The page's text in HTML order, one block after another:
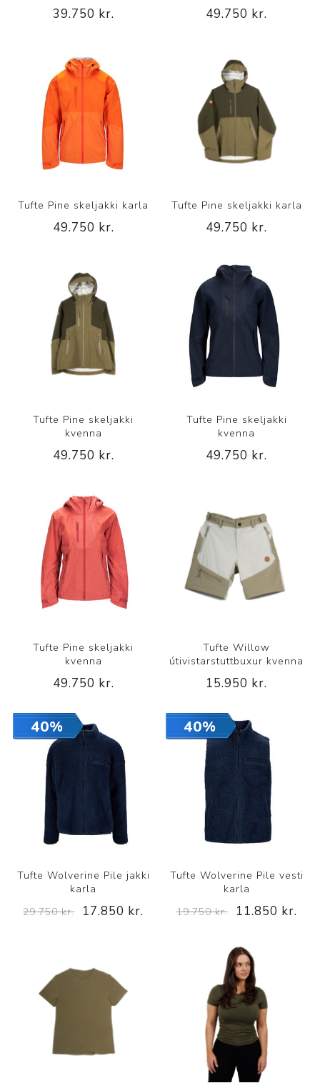
39.750 kr. 49.750 kr.
Tufte Pine skeljakki karla
49.750 kr.
Tufte Pine skeljakki karla
49.750 kr.
Tufte Pine skeljakki
kvenna
49.750 kr.
Tufte Pine skeljakki
kvenna
49.750 kr.
Tufte Pine skeljakki
kvenna
49.750 kr.
Tufte Willow
útivistarstuttbuxur kvenna
15.950 kr.
40%
Tufte Wolverine Pile jakki
karla
29.750 kr.
17.850 kr.
40%
Tufte Wolverine Pile vesti
karla
19.750 kr.
11.850 kr.